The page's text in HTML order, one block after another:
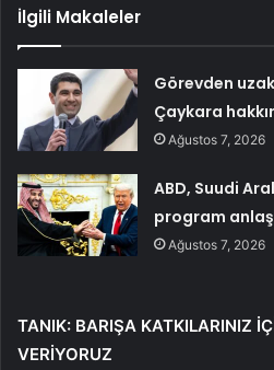
İlgili Makaleler
Görevden
Çaykara
Ağustos 7, 2026
ABD, Suudi
program
Ağustos 7, 2026
TANIK: BARIŞA KATKILARINIZ
VERİYORUZ